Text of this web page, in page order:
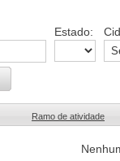
Estado:
Ramo de atividade